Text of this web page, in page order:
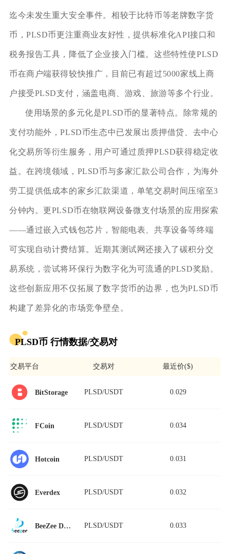
迄今未发生重大安全事件。相较于比特币等老牌数字货
币，PLSD币更注重商业友好性，提供标准化API接口和
税务报告工具，降低了企业接入门槛。这些特性使PLSD
币在商户端获得较快推广，目前已有超过5000家线上商
户接受PLSD支付，涵盖电商、游戏、旅游等多个行业。
使用场景的多元化是PLSD币的显著特点。除常规的
支付功能外，PLSD币生态中已发展出质押借贷、去中心
化交易所等衍生服务，用户可通过质押PLSD获得稳定收
益。在跨境领域，PLSD币与多家汇款公司合作，为海外
劳工提供低成本的家乡汇款渠道，单笔交易时间压缩至3
分钟内。更PLSD币在物联网设备微支付场景的应用探索
——通过嵌入式钱包芯片，智能电表、共享设备等终端
可实现自动计费结算。近期其测试网还接入了碳积分交
易系统，尝试将环保行为数字化为可流通的PLSD奖励。
这些创新应用不仅拓展了数字货币的边界，也为PLSD币
构建了差异化的市场竞争壁垒。
PLSD币 行情数据/交易对
交易平台 交易对 最近价($)
BitStorage PLSD/USDT 0.029
FCoin PLSD/USDT 0.034
Hotcoin PLSD/USDT 0.031
Everdex PLSD/USDT 0.032
BeeZee DEX PLSD/USDT 0.033